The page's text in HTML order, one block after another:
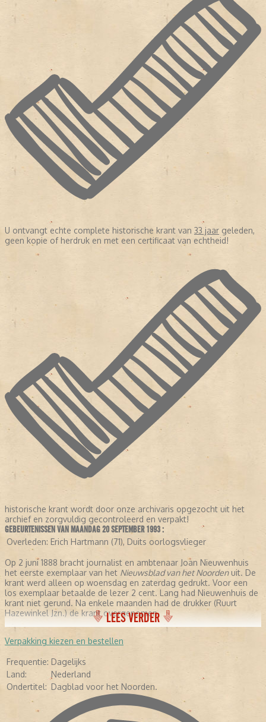
U ontvangt echte complete historische krant van 33 jaar geleden,
geen kopie of herdruk en met een certificaat van echtheid!
historische krant wordt door onze archivaris opgezocht uit het
archief en zorgvuldig gecontroleerd en verpakt!
GEBEURTENISSEN VAN MAANDAG 20 SEPTEMBER 1993 :
Overleden: Erich Hartmann (71), Duits oorlogsvlieger
Op 2 juni 1888 bracht journalist en ambtenaar Joan Nieuwenhuis
het eerste exemplaar van het Nieuwsblad van het Noordenuit. De
krant werd alleen op woensdag en zaterdag gedrukt. Voor een
los exemplaar betaalde de lezer 2 cent. Lang had Nieuwenhuis de
krant niet gerund. Na enkele maanden had de drukker (Ruurt
Hazewinkel Jzn.) de krant overgenomen,
LEES VERDER
Verpakking kiezen en bestellen
Frequentie: Dagelijks
Land:
Nederland
Ondertitel: Dagblad voor het Noorden.